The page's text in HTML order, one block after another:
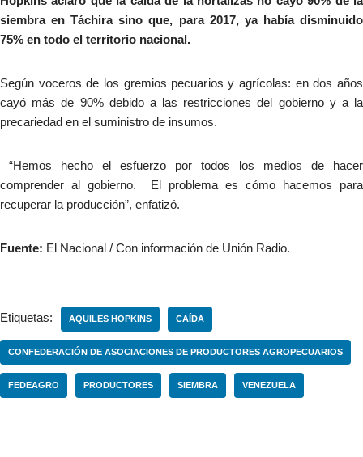
siembra en Táchira sino que, para 2017, ya había disminuido
75% en todo el territorio nacional.
Según voceros de los gremios pecuarios y agrícolas: en dos años
cayó más de 90% debido a las restricciones del gobierno y a la
precariedad en el suministro de insumos.
“Hemos hecho el esfuerzo por todos los medios de hacer
comprender al gobierno. El problema es cómo hacemos para
recuperar la producción”, enfatizó.
Fuente: El Nacional / Con información de Unión Radio.
Etiquetas: AQUILES HOPKINS CAÍDA
CONFEDERACIÓN DE ASOCIACIONES DE PRODUCTORES AGROPECUARIOS
FEDEAGRO PRODUCTORES SIEMBRA VENEZUELA